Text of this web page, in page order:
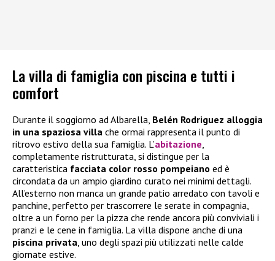
La villa di famiglia con piscina e tutti i
comfort
Durante il soggiorno ad Albarella, Belén Rodriguez alloggia
in una spaziosa villa che ormai rappresenta il punto di
ritrovo estivo della sua famiglia. L’abitazione
completamente ristrutturata, si distingue per la
caratteristica facciata color rosso pompeiano ed è
circondata da un ampio giardino curato nei minimi dettagli.
All’esterno non manca un grande patio arredato con tavoli e
panchine, perfetto per trascorrere le serate in compagnia,
oltre a un forno per la pizza che rende ancora più conviviali i
pranzi e le cene in famiglia. La villa dispone anche di una
piscina privata , uno degli spazi più utilizzati nelle calde
giornate estive.